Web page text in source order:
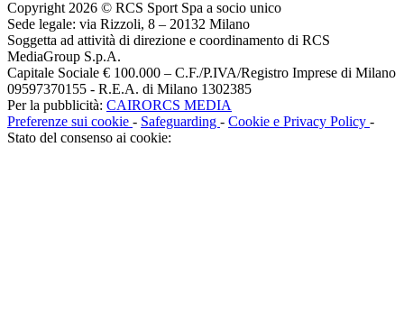
Copyright 2026 © RCS Sport Spa a socio unico
Sede legale: via Rizzoli, 8 – 20132 Milano
Soggetta ad attività di direzione e coordinamento di RCS
MediaGroup S.p.A.
Capitale Sociale € 100.000 – C.F./P.IVA/Registro Imprese di Milano
09597370155 - R.E.A. di Milano 1302385
Per la pubblicità: CAIRORCS MEDIA
Preferenze sui cookie - Safeguarding - Cookie e Privacy Policy -
Stato del consenso ai cookie: